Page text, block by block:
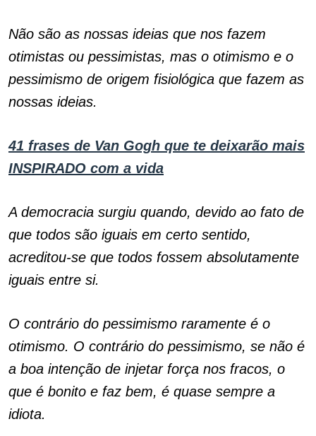
Não são as nossas ideias que nos fazem
otimistas ou pessimistas, mas o otimismo e o
pessimismo de origem fisiológica que fazem as
nossas ideias.
41 frases de Van Gogh que te deixarão mais
INSPIRADO com a vida
A democracia surgiu quando, devido ao fato de
que todos são iguais em certo sentido,
acreditou-se que todos fossem absolutamente
iguais entre si.
O contrário do pessimismo raramente é o
otimismo. O contrário do pessimismo, se não é
a boa intenção de injetar força nos fracos, o
que é bonito e faz bem, é quase sempre a
idiota.